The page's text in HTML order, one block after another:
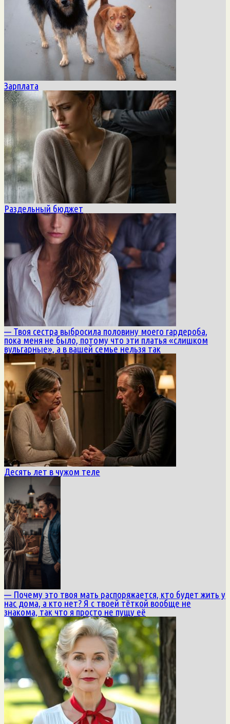
Зарплата
Раздельный бюджет
— Твоя сестра выбросила половину моего гардероба,
пока меня не было, потому что эти платья «слишком
вульгарные», а в вашей семье нельзя так
Десять лет в чужом теле
— Почему это твоя мать распоряжается, кто будет жить у
нас дома, а кто нет? Я с твоей тёткой вообще не
знакома, так что я просто не пущу её